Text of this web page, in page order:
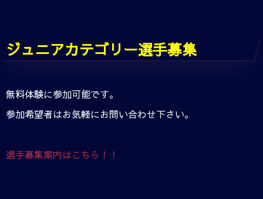
ジュニアカテゴリー選手募集
無料体験に参加可能です。
参加希望者はお気軽にお問い合わせ下さい。
選手募集案内はこちら！！